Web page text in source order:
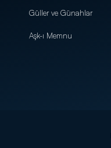
Güller ve Günahlar
Aşk-ı Memnu